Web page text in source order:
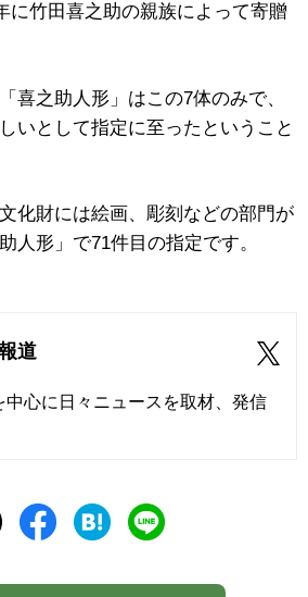
に竹田喜之助の親族によって寄贈
喜之助人形」はこの7体のみで、
いとして指定に至ったということ
化財には絵画、彫刻などの部門が
人形」で71件目の指定です。
道
中心に日々ニュースを取材、発信